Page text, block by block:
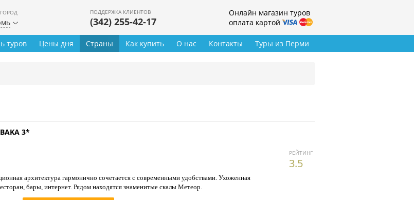
ПОДДЕРЖКА КЛИЕНТОВ
(342) 255-42-17
Онлайн магазин туров
оплата картой
Туры из Перми
туров Цены дня Страны Как купить О нас Контакты
3*
РЕЙТИНГ
3.5
архитектура гармонично сочетается с современными удобствами. Ухоженная
бары, интернет. Рядом находятся знаменитые скалы Метеор.